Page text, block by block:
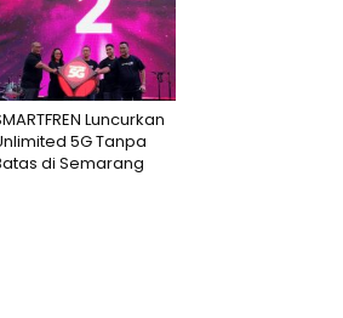
Luncurkan
5G Tanpa
di Semarang